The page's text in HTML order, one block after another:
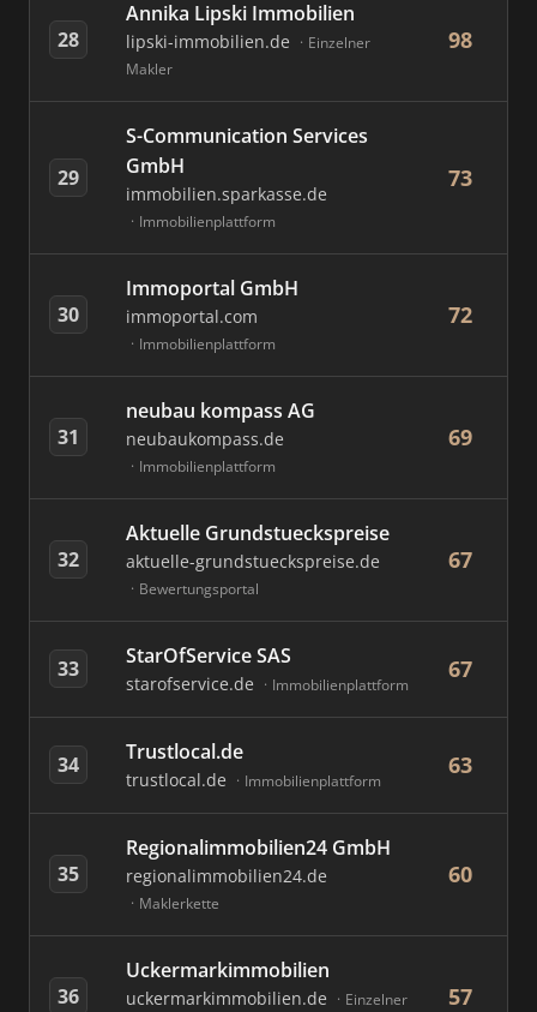
28
Annika Lipski Immobilien
lipski-immobilien.de
Einzelner
Makler
98
29
S-Communication Services
GmbH
immobilien.sparkasse.de
Immobilienplattform
73
30
Immoportal GmbH
immoportal.com
Immobilienplattform
72
31
neubau kompass AG
neubaukompass.de
Immobilienplattform
69
32
Aktuelle Grundstueckspreise
aktuelle-grundstueckspreise.de
Bewertungsportal
67
33 StarOfService SAS
starofservice.de Immobilienplattform
67
34 Trustlocal.de
trustlocal.de Immobilienplattform
63
35
Regionalimmobilien24 GmbH
regionalimmobilien24.de
Maklerkette
60
36
Uckermarkimmobilien
uckermarkimmobilien.de
Einzelner
57